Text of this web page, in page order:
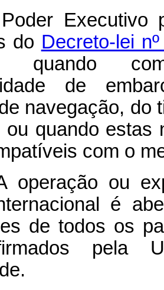
Executivo
do Decreto-lei
quando
de
navegação, do
ou quando
com o
operação ou
é
de todos os
pela